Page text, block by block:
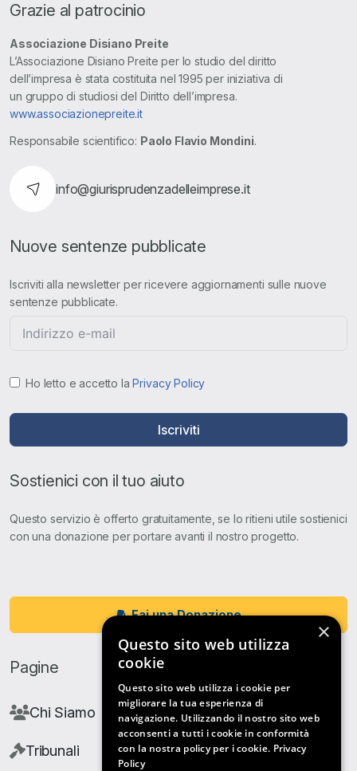
Grazie al patrocinio
Associazione Disiano Preite
L’Associazione Disiano Preite per lo studio del diritto
dell’impresa è stata costituita nel 1995 per iniziativa di
un gruppo di studiosi del Diritto dell’impresa.
www.associazionepreite.it
Responsabile scientifico: Paolo Flavio Mondini.
info@giurisprudenzadelleimprese.it
Nuove sentenze pubblicate
Iscriviti alla newsletter per ricevere aggiornamenti sulle nuove
sentenze pubblicate.
Ho letto e accetto laPrivacy Policy
Iscriviti
Sostienici con il tuo aiuto
Questo servizio è offerto gratuitamente, se lo ritieni utile sostienici
con una donazione per portare avanti il nostro progetto.
Fai una Donazione
Pagine
Chi Siamo
Tribunali
×
Questo sito web utilizza
cookie
Questo sito web utilizza i cookie per
migliorare la tua esperienza di
navigazione. Utilizzando il nostro sito web
acconsenti a tutti i cookie in conformità
con la nostra policy per i cookie. Privacy
Policy